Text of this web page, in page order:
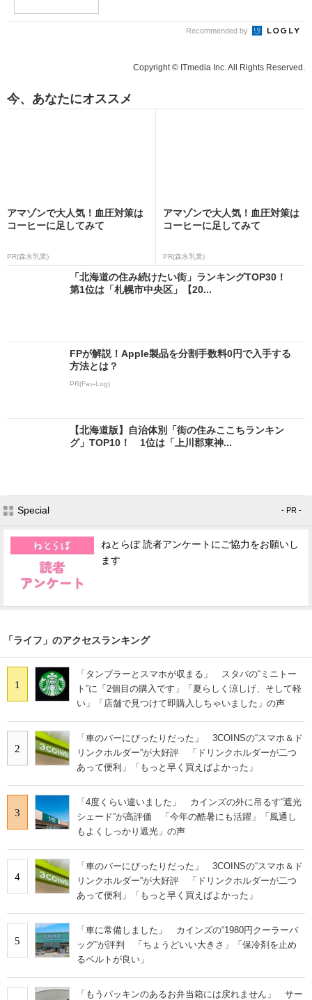
Recommended by
Copyright © ITmedia Inc. All Rights Reserved.
今、あなたにオススメ
アマゾンで大人気！血圧対策は
コーヒーに足してみて
PR(森永乳業)
アマゾンで大人気！血圧対策は
コーヒーに足してみて
PR(森永乳業)
「北海道の住み続けたい街」ランキングTOP30！
第1位は「札幌市中央区」【20...
FPが解説！Apple製品を分割手数料0円で入手する
方法とは？
PR(Fav-Log)
【北海道版】自治体別「街の住みここちランキン
グ」TOP10！ 1位は「上川郡東神...
Special - PR -
ねとらぼ 読者アンケートにご協力をお願いし
ます
「ライフ」のアクセスランキング
1
「タンブラーとスマホが収まる」 スタバの“ミニトー
ト”に「2個目の購入です」「夏らしく涼しげ、そして軽
い」「店舗で見つけて即購入しちゃいました」の声
2
「車のバーにぴったりだった」 3COINSの“スマホ＆ド
リンクホルダー”が大好評 「ドリンクホルダーが二つ
あって便利」「もっと早く買えばよかった」
3
「4度くらい違いました」 カインズの外に吊るす“遮光
シェード”が高評価 「今年の酷暑にも活躍」「風通し
もよくしっかり遮光」の声
4
「車のバーにぴったりだった」 3COINSの“スマホ＆ド
リンクホルダー”が大好評 「ドリンクホルダーが二つ
あって便利」「もっと早く買えばよかった」
5
「車に常備しました」 カインズの“1980円クーラーバ
ッグ”が評判 「ちょうどいい大きさ」「保冷剤を止め
るベルトが良い」
「もうパッキンのあるお弁当箱には戻れません」 サー